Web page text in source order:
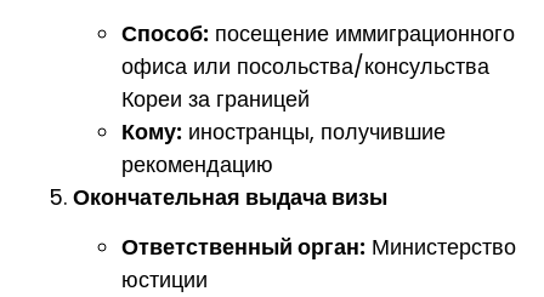
Способ: посещение иммиграционного
офиса или посольства/консульства
Кореи за границей
Кому: иностранцы, получившие
рекомендацию
Окончательная выдача визы
Ответственный орган: Министерство
юстиции